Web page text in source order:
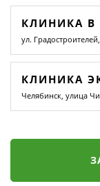
КЛИНИКА В
ул.
КЛИНИКА
Челябинск, улица